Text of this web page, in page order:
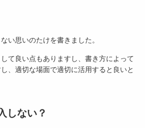
い思いのたけを書きました。
て良い点もありますし、書き方によって
、適切な場面で適切に活用すると良いと
しない？